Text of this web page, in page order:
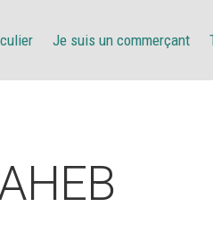
Je suis un commerçant